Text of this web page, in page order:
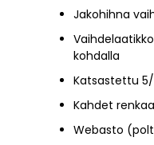
Jakohihna
kohdalla
Katsastettu
Kahdet
Webasto